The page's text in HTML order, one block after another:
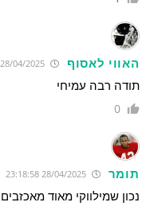
האווי לאסוף 28/04/2025 20:47:31
תודה רבה עמיחי
0
תומר 28/04/2025 23:18:58
נכון שמילווקי מאוד